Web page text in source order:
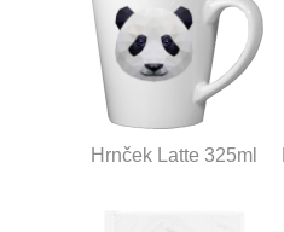
Hrnček Latte 325ml